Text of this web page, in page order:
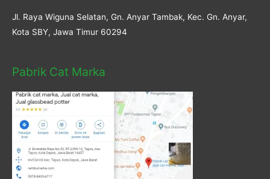
Jl. Raya Wiguna Selatan, Gn. Anyar Tambak, Kec. Gn. Anyar,
Kota SBY, Jawa Timur 60294
Pabrik Cat Marka